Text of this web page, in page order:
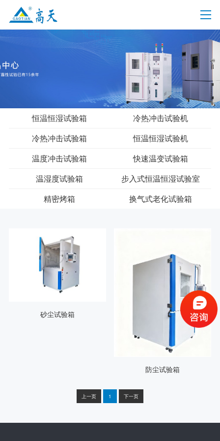
恒温恒湿试验箱
冷热冲击试验机
冷热冲击试验箱
恒温恒湿试验机
温度冲击试验箱
快速温变试验箱
温湿度试验箱
步入式恒温恒湿试验室
精密烤箱
换气式老化试验箱
砂尘试验箱
防尘试验箱
上一页 1 下一页